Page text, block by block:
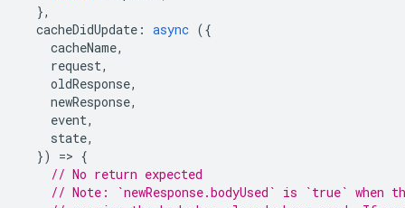
},
cacheDidUpdate : async ({
cacheName,
request,
oldResponse,
newResponse,
event,
state,
})
=> {
// No return expected
// Note: `newResponse.bodyUsed` is `true`